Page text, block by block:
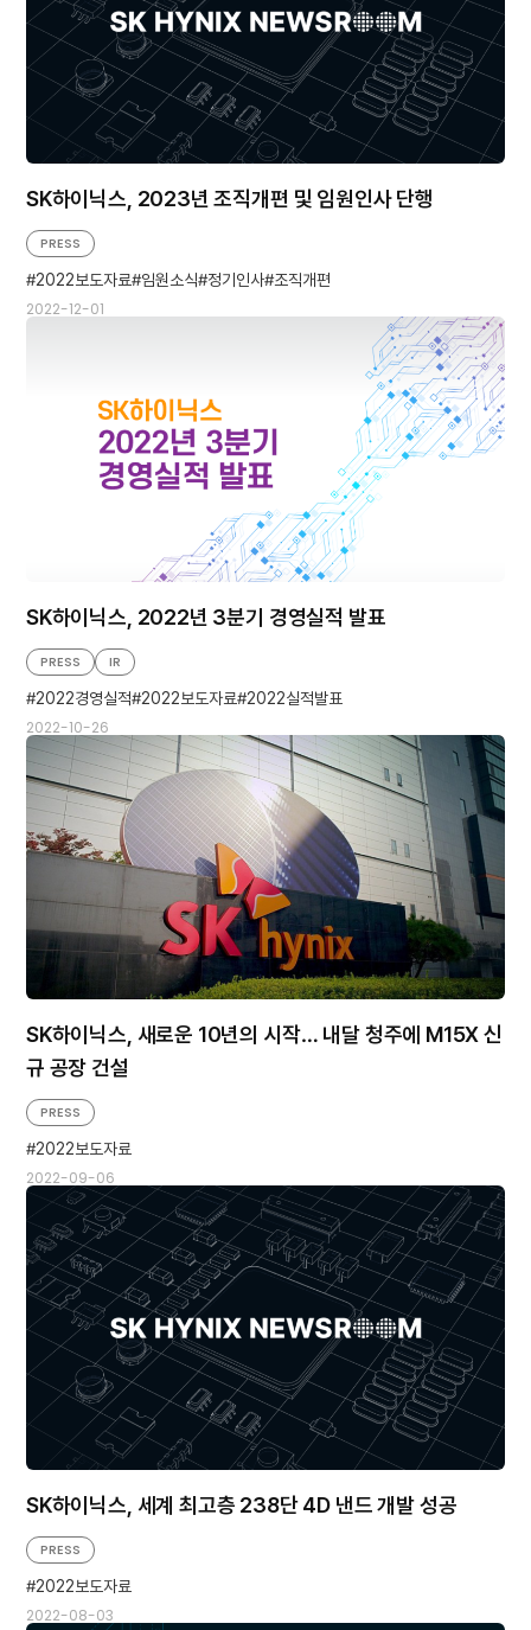
SK하이닉스, 2023년 조직개편 및 임원인사 단행
2022-12-01
PRESS
2022보도자료 임원소식 정기인사 조직개편
SK하이닉스, 2022년 3분기 경영실적 발표
2022-10-26
PRESS
IR
2022경영실적 2022보도자료 2022실적발표
SK하이닉스, 새로운 10년의 시작… 내달 청주에 M15X 신
규 공장 건설
2022-09-06
PRESS
2022보도자료
SK하이닉스, 세계 최고층 238단 4D 낸드 개발 성공
2022-08-03
PRESS
2022보도자료